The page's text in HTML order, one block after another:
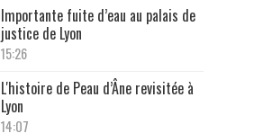
Importante fuite d’eau au palais de
justice de Lyon
15:26
L'histoire de Peau d’Âne revisitée à
Lyon
14:07